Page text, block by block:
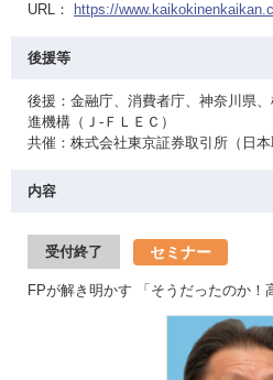
URL：
https://
後援等
後援：金融庁、消費者庁、神奈川県
進機構（Ｊ-ＦＬＥＣ）
共催：株式会社東京証券取引所（日本
内容
受付終了 セミナー
FPが解き明かす 「そうだったのか！